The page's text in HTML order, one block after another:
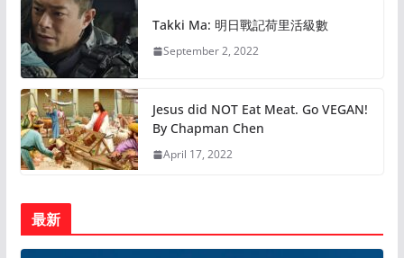
Takki Ma: 明日戰記荷里活級數
September 2, 2022
Jesus did NOT Eat Meat. Go VEGAN!
By Chapman Chen
April 17, 2022
最新